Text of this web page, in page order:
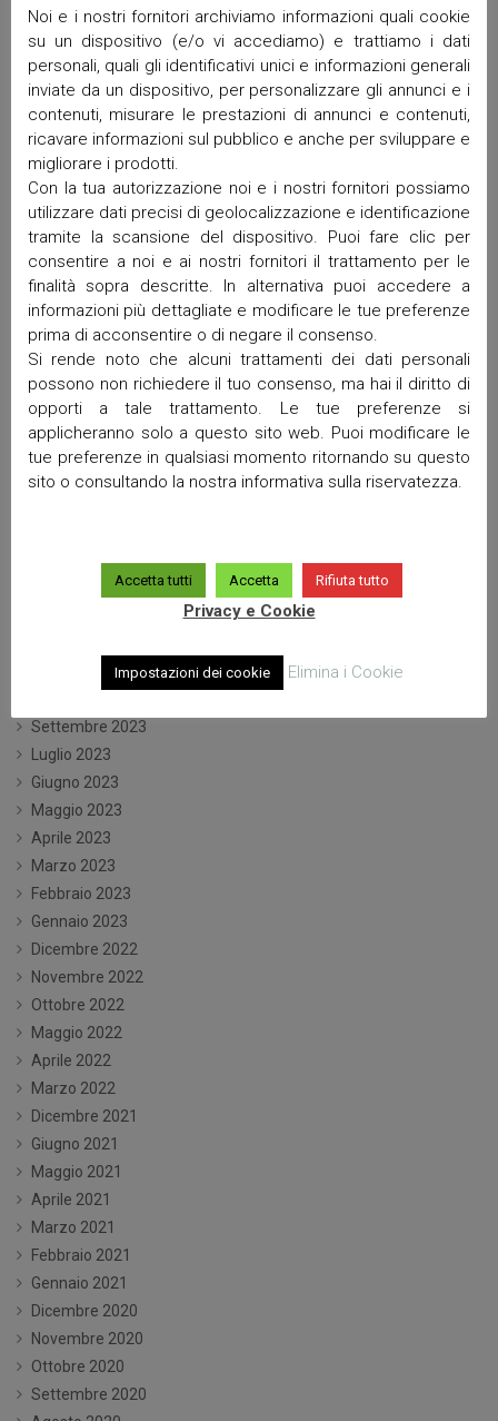
Giugno 2026
Aprile 2026
Marzo 2026
Febbraio 2026
Gennaio 2026
Dicembre 2025
Novembre 2025
Settembre 2025
Maggio 2025
Aprile 2025
Marzo 2025
Febbraio 2025
Gennaio 2025
Dicembre 2024
Ottobre 2024
Settembre 2024
Maggio 2024
Dicembre 2023
Settembre 2023
Luglio 2023
Giugno 2023
Maggio 2023
Aprile 2023
Marzo 2023
Febbraio 2023
Gennaio 2023
Dicembre 2022
Novembre 2022
Ottobre 2022
Maggio 2022
Aprile 2022
Marzo 2022
Dicembre 2021
Giugno 2021
Maggio 2021
Aprile 2021
Marzo 2021
Febbraio 2021
Gennaio 2021
Dicembre 2020
Novembre 2020
Ottobre 2020
Settembre 2020
Noi e i nostri fornitori archiviamo informazioni quali cookie
su un dispositivo (e/o vi accediamo) e trattiamo i dati
personali, quali gli identificativi unici e informazioni generali
inviate da un dispositivo, per personalizzare gli annunci e i
contenuti, misurare le prestazioni di annunci e contenuti,
ricavare informazioni sul pubblico e anche per sviluppare e
migliorare i prodotti.
Con la tua autorizzazione noi e i nostri fornitori possiamo
utilizzare dati precisi di geolocalizzazione e identificazione
tramite la scansione del dispositivo. Puoi fare clic per
consentire a noi e ai nostri fornitori il trattamento per le
finalità sopra descritte. In alternativa puoi accedere a
informazioni più dettagliate e modificare le tue preferenze
prima di acconsentire o di negare il consenso.
Si rende noto che alcuni trattamenti dei dati personali
possono non richiedere il tuo consenso, ma hai il diritto di
opporti a tale trattamento. Le tue preferenze si
applicheranno solo a questo sito web. Puoi modificare le
tue preferenze in qualsiasi momento ritornando su questo
sito o consultando la nostra informativa sulla riservatezza.
Accetta tutti Accetta Rifiuta tutto
Privacy e Cookie
Impostazioni dei cookie Elimina i Cookie